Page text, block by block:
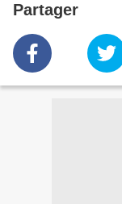
Partager